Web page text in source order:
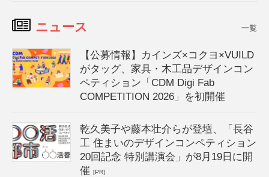
ニュース 一覧
【公募情報】カインズ×コクヨ×VUILD
がタッグ、家具・木工品デザインコン
ペティション「CDM Digi Fab
COMPETITION 2026」を初開催
乾久美子や藤本壮介らが登壇、「長谷
工 住まいのデザインコンペティション
20回記念 特別講演会」が8月19日に開
催[PR]